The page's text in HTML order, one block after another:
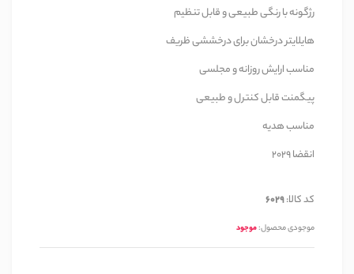
رژگونه با رنگی طبیعی و قابل تنظیم
هایلایتر درخشان برای درخششی ظریف
مناسب ارایش روزانه و مجلسی
پیگمنت قابل کنترل و طبیعی
مناسب هدیه
انقضا 2029
کد کالا:6029
موجودی محصول:موجود